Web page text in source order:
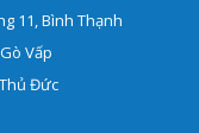
11, Bình Thạnh
Vấp
Đức